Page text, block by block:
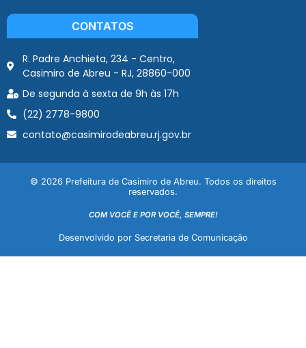
CONTATOS
R. Padre Anchieta, 234 - Centro,
Casimiro de Abreu - RJ, 28860-000
De segunda à sexta de 9h às 17h
(22) 2778-9800
contato@casimirodeabreu.rj.gov.br
© 2026 Prefeitura de Casimiro de Abreu. Todos os direitos
reservados.
COM VOCÊ E POR VOCÊ, SEMPRE!
Desenvolvido por Secretaria de Comunicação